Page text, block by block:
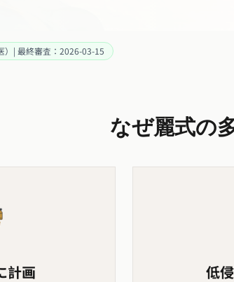
）| 最終審査：2026-03-15
なぜ麗式の
計画 低